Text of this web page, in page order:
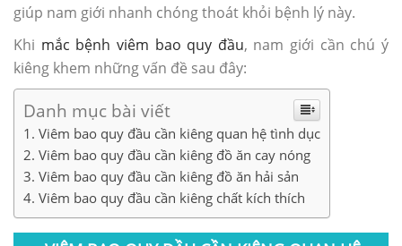
giúp nam giới nhanh chóng thoát khỏi bệnh lý này.
Khi mắc bệnh viêm bao quy đầu, nam giới cần chú ý
kiêng khem những vấn đề sau đây:
Danh mục bài viết
Viêm bao quy đầu cần kiêng quan hệ tình dục
Viêm bao quy đầu cần kiêng đồ ăn cay nóng
Viêm bao quy đầu cần kiêng đồ ăn hải sản
Viêm bao quy đầu cần kiêng chất kích thích